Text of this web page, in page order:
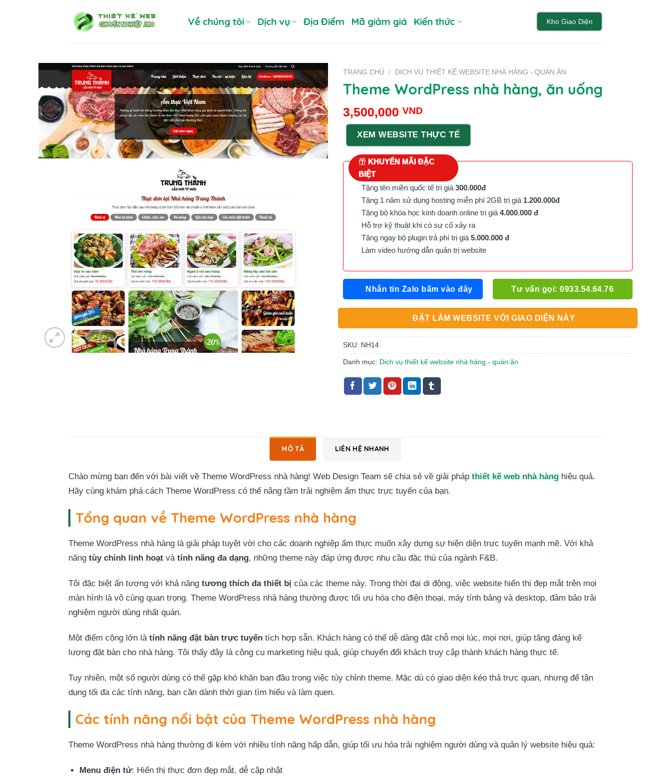
Về chúng tôi Dịch vụ Địa Điểm Mã giảm giá Kiến thức Kho Giao Diện
TRANG CHỦ / DICH VỤ THIẾT KẾ WEBSITE NHÀ HÀNG - QUÁN ĂN
Theme WordPress nhà hàng, ăn uống
3,500,000 VND
XEM WEBSITE THỰC TẾ
KHUYẾN MÃI ĐẶC
BIỆT
Tặng tên miền quốc tế trị giá 300.000đ
Tặng 1 năm sử dụng hosting miễn phí 2GB trị giá 1.200.000đ
Tặng bộ khóa học kinh doanh online trị giá 4.000.000 đ
Hỗ trợ kỹ thuật khi có sự cố xảy ra
Tặng ngay bộ plugin trả phí trị giá 5.000.000 đ
Làm video hướng dẫn quản trị website
Nhắn tin Zalo bấm vào đây Tư vấn gọi: 0933.54.64.76
ĐẶT LÀM WEBSITE VỚI GIAO DIỆN NÀY
SKU: NH14
Danh mục: Dich vụ thiết kế website nhà hàng - quán ăn
MÔ TẢ LIÊN HỆ NHANH
Chào mừng bạn đến với bài viết về Theme WordPress nhà hàng! Web Design Team sẽ chia sẻ về giải pháp thiết kế web nhà hàng hiệu quả.
Hãy cùng khám phá cách Theme WordPress có thể nâng tầm trải nghiệm ẩm thực trực tuyến của bạn.
Tổng quan về Theme WordPress nhà hàng
Theme WordPress nhà hàng là giải pháp tuyệt vời cho các doanh nghiệp ẩm thực muốn xây dựng sự hiện diện trực tuyến mạnh mẽ. Với khả
năng tùy chỉnh linh hoạt và tính năng đa dạng, những theme này đáp ứng được nhu cầu đặc thù của ngành F&B.
Tôi đặc biệt ấn tượng với khả năng tương thích đa thiết bị của các theme này. Trong thời đại di động, việc website hiển thị đẹp mắt trên mọi
màn hình là vô cùng quan trọng. Theme WordPress nhà hàng thường được tối ưu hóa cho điện thoại, máy tính bảng và desktop, đảm bảo trải
nghiệm người dùng nhất quán.
Một điểm cộng lớn là tính năng đặt bàn trực tuyến tích hợp sẵn. Khách hàng có thể dễ dàng đặt chỗ mọi lúc, mọi nơi, giúp tăng đáng kể
lượng đặt bàn cho nhà hàng. Tôi thấy đây là công cụ marketing hiệu quả, giúp chuyển đổi khách truy cập thành khách hàng thực tế.
Tuy nhiên, một số người dùng có thể gặp khó khăn ban đầu trong việc tùy chỉnh theme. Mặc dù có giao diện kéo thả trực quan, nhưng để tận
dụng tối đa các tính năng, bạn cần dành thời gian tìm hiểu và làm quen.
Các tính năng nổi bật của Theme WordPress nhà hàng
Theme WordPress nhà hàng thường đi kèm với nhiều tính năng hấp dẫn, giúp tối ưu hóa trải nghiệm người dùng và quản lý website hiệu quả:
Menu điện tử: Hiển thị thực đơn đẹp mắt, dễ cập nhật